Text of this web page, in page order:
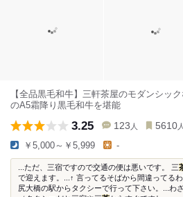
【全品黒毛和牛】三軒茶屋のモダンシッ
のA5霜降り黒毛和牛を堪能
3.25 123 人 5610 人
￥5,000～￥5,999 -
...ただ、三宿ですので交通の便は悪いです。 三
で迎えます。...↑ 言ってるそばから間違ってる
尻大橋の駅からタクシーで行って下さい。...わ